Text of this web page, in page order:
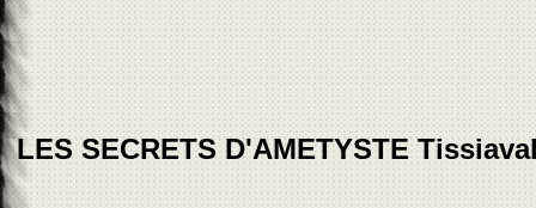
LES SECRETS D'AMETYSTE